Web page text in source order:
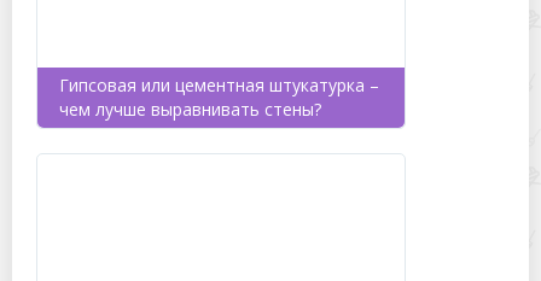
Гипсовая или цементная штукатурка –
чем лучше выравнивать стены?